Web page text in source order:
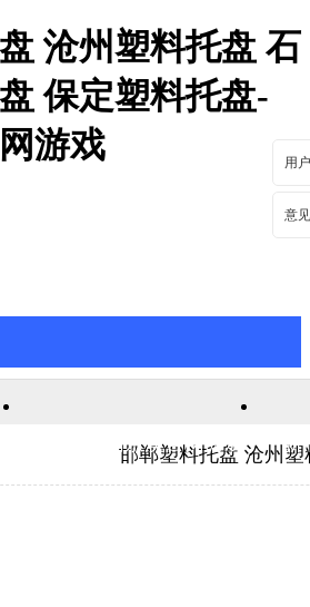
沧州塑料托盘 石
保定塑料托盘-
游戏
用
意
关于新浦京澳官网游戏 新
邯郸塑料托盘 沧州